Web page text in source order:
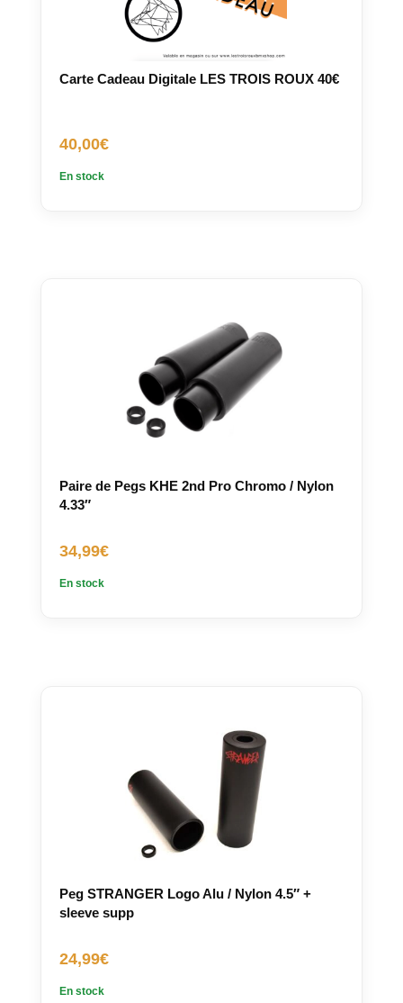
Carte Cadeau Digitale LES TROIS ROUX 40€
40,00€
En stock
Paire de Pegs KHE 2nd Pro Chromo / Nylon
4.33″
34,99€
En stock
Peg STRANGER Logo Alu / Nylon 4.5″ +
sleeve supp
24,99€
En stock